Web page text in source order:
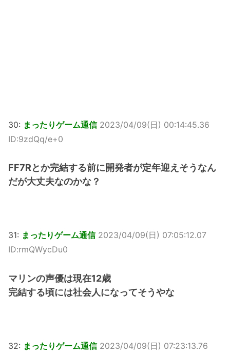
30: まったりゲーム通信 2023/04/09(日) 00:14:45.36
ID:9zdQq/e+0
FF7Rとか完結する前に開発者が定年迎えそうなん
だが大丈夫なのかな？
31: まったりゲーム通信 2023/04/09(日) 07:05:12.07
ID:rmQWycDu0
マリンの声優は現在12歳
完結する頃には社会人になってそうやな
32: まったりゲーム通信 2023/04/09(日) 07:23:13.76